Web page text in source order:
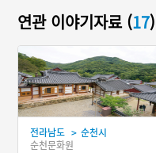
연관 이야기자료 (17)
전라남도 > 순천시
순천문화원